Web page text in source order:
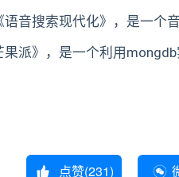
音搜索现代化》，是一个音
派》，是一个利用mongdb
点赞(231)